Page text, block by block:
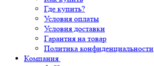
Где купить?
Условия оплаты
Условия доставки
Гарантия на товар
Политика конфиденциальности
Компания